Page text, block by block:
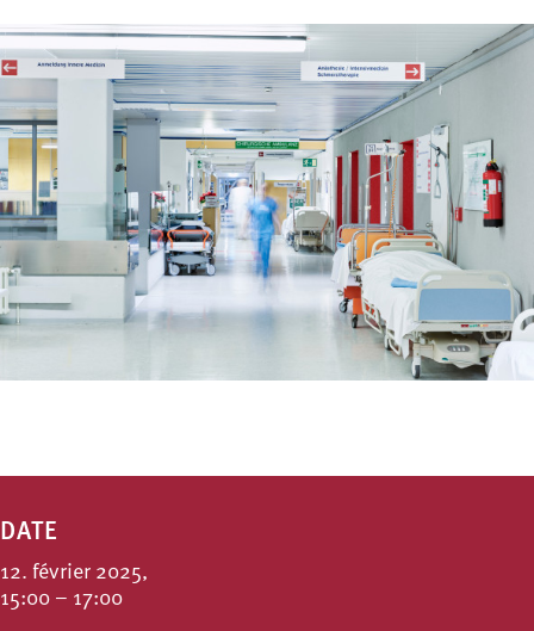
DATE
12. février 2025,
15:00 – 17:00